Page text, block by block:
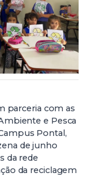
parceria com as
e Pesca
Pontal,
de junho
da rede
da reciclagem